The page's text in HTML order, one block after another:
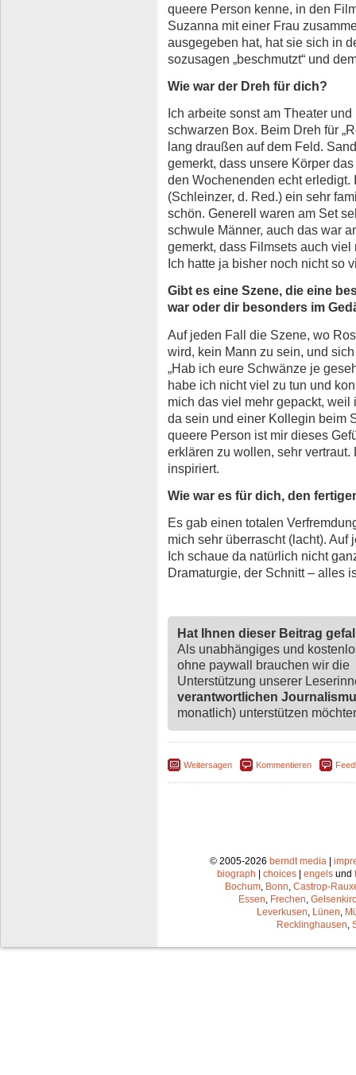
queere Person kenne, in den
Suzanna mit einer Frau
ausgegeben hat, hat sie sich in
sozusagen „beschmutzt“ und
Wie war der Dreh für dich?
Ich arbeite sonst am Theater
schwarzen Box. Beim Dreh für
lang draußen auf dem Feld.
gemerkt, dass unsere Körper
den Wochenenden echt erledigt.
(Schleinzer, d. Red.) ein sehr
schön. Generell waren am Set
schwule Männer, auch das war
gemerkt, dass Filmsets auch
Ich hatte ja bisher noch nicht so
Gibt es eine Szene, die eine
war oder dir besonders im
Auf jeden Fall die Szene, wo
wird, kein Mann zu sein, und
„Hab ich eure Schwänze je
habe ich nicht viel zu tun und
mich das viel mehr gepackt,
da sein und einer Kollegin beim
queere Person ist mir dieses
erklären zu wollen, sehr
inspiriert.
Wie war es für dich, den
Es gab einen totalen
mich sehr überrascht (lacht).
Ich schaue da natürlich nicht
Dramaturgie, der Schnitt – alles
Hat Ihnen dieser Beitrag
Als unabhängiges und
ohne paywall brauchen wir die
Unterstützung unserer
verantwortlichen
monatlich) unterstützen
Weitersagen Kommentieren
© 2005-2026 berndt media |
biograph | choices | engels und
Bochum Bonn Castrop-
Essen Frechen
Leverkusen Lünen
Recklinghausen